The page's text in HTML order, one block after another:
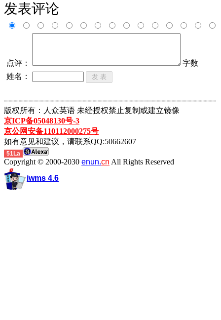
发表评论
点评：
字数
姓名：
┈┈┈┈┈┈┈┈┈┈┈┈┈┈┈┈┈┈┈┈┈┈┈┈┈┈┈┈┈┈┈┈┈┈┈┈┈┈┈┈┈┈┈
版权所有：人众英语 未经授权禁止复制或建立镜像
京ICP备05048130号-3
京公网安备110112000275号
如有意见和建议，请联系QQ:50662607
51La
Copyright © 2000-2030 enun.cn All Rights Reserved
iwms 4.6